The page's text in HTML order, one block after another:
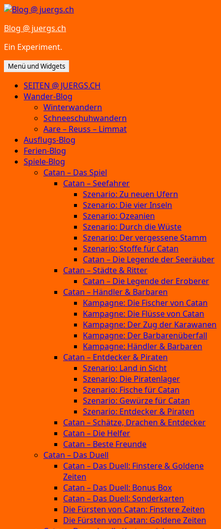
Zum
springen
Blog @ juergs.ch
Ein Experiment.
Menü und Widgets
SEITEN @ JUERGS.CH
Wander-Blog
Winterwandern
Schneeschuhwandern
Aare – Reuss – Limmat
Ausflugs-Blog
Ferien-Blog
Spiele-Blog
Catan – Das Spiel
Catan – Seefahrer
Szenario: Zu neuen Ufern
Szenario: Die vier Inseln
Szenario: Ozeanien
Szenario: Durch die Wüste
Szenario: Der vergessene Stamm
Szenario: Stoffe für Catan
Catan – Die Legende der Seeräuber
Catan – Städte & Ritter
Catan – Die Legende der Eroberer
Catan – Händler & Barbaren
Kampagne: Die Fischer von Catan
Kampagne: Die Flüsse von Catan
Kampagne: Der Zug der Karawanen
Kampagne: Der Barbarenüberfall
Kampagne: Händler & Barbaren
Catan – Entdecker & Piraten
Szenario: Land in Sicht
Szenario: Die Piratenlager
Szenario: Fische für Catan
Szenario: Gewürze für Catan
Szenario: Entdecker & Piraten
Catan – Schätze, Drachen & Entdecker
Catan – Die Helfer
Catan – Beste Freunde
Catan – Das Duell
Catan – Das Duell: Finstere & Goldene
Zeiten
Catan – Das Duell: Bonus Box
Catan – Das Duell: Sonderkarten
Die Fürsten von Catan: Finstere Zeiten
Die Fürsten von Catan: Goldene Zeiten